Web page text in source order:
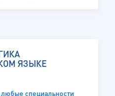
ЯЗЫКЕ
специальности